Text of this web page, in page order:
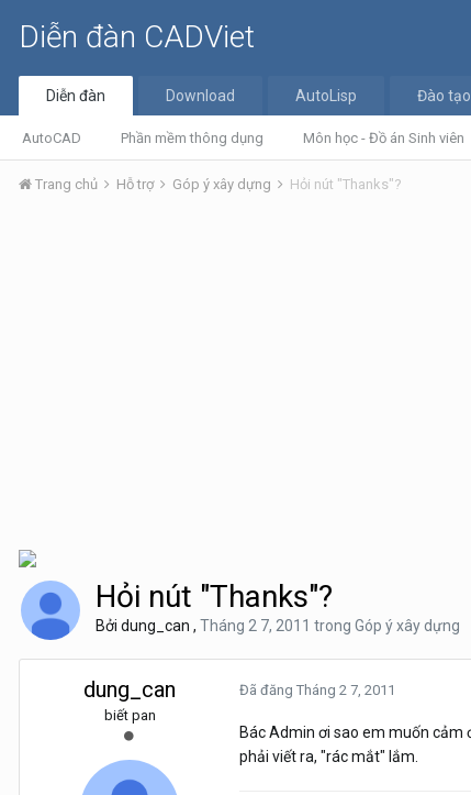
Diễn đàn CADViet
Diễn đàn
AutoCAD Phần mềm thông dụng Môn học - Đồ án Sinh viên
Download AutoLisp Đào
Trang chủ Hỗ trợ Góp ý xây dựng Hỏi nút "Thanks"?
Hỏi nút "Thanks"?
Bởi dung_can , Tháng 2 7, 2011 trong Góp ý xây dựng
dung_can
biết pan
Đã đăng Tháng 2 7, 2011
Bác Admin ơi sao em muốn cảm
phải viết ra, "rác mắt" lắm.